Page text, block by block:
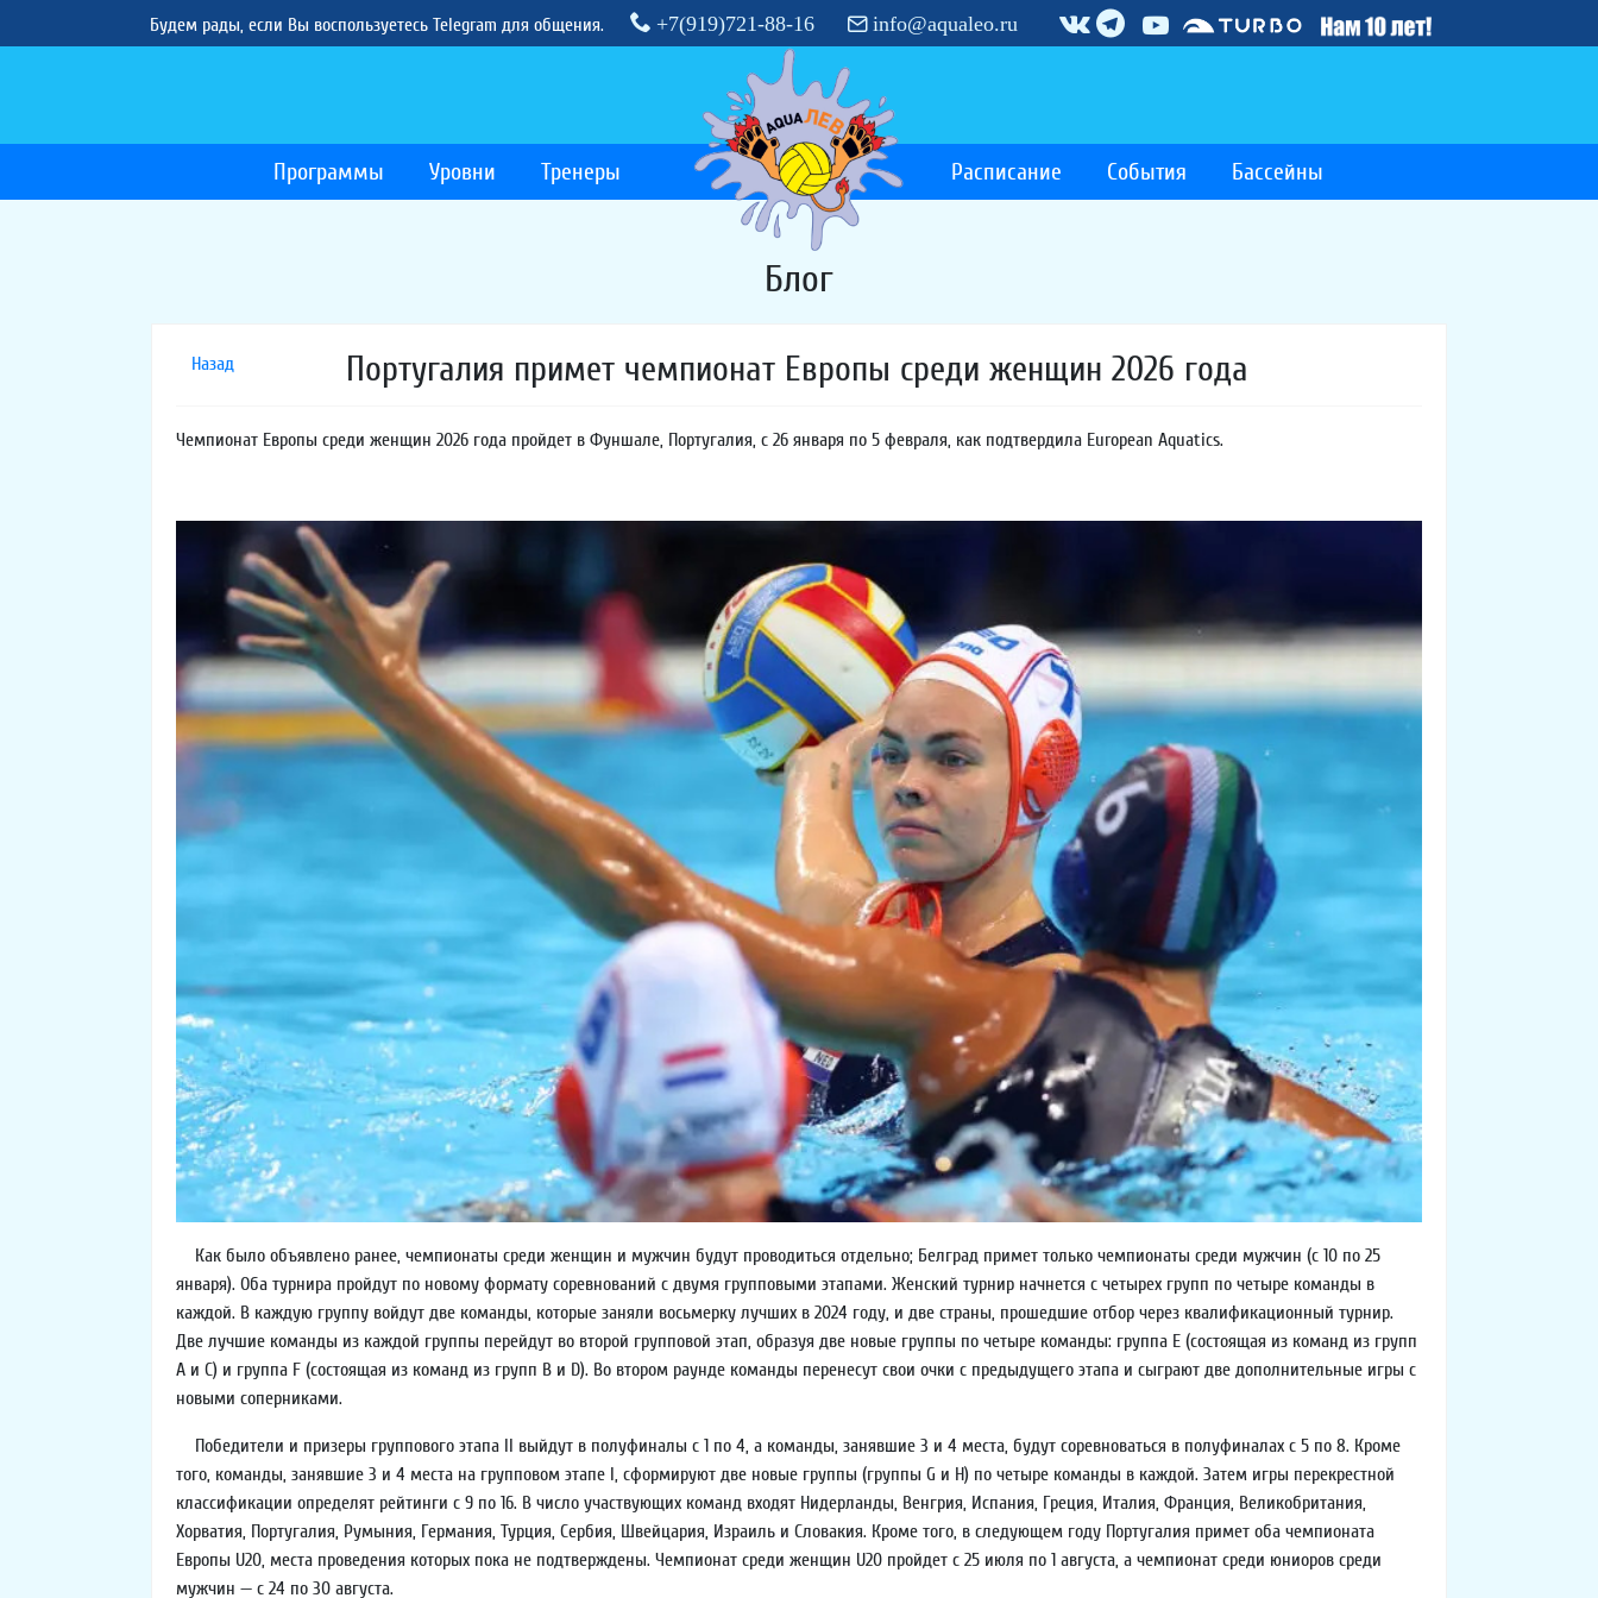
Будем рады, если Вы воспользуетесь Telegram для общения. +7(919)721-88-16 info@aqualeo.ru
Программы Уровни Тренеры Расписание События Бассейны
Блог
Назад Португалия примет чемпионат Европы среди женщин 2026 года
Чемпионат Европы среди женщин 2026 года пройдет в Фуншале, Португалия, с 26 января по 5 февраля, как подтвердила European Aquatics.
Как было объявлено ранее, чемпионаты среди женщин и мужчин будут проводиться отдельно; Белград примет только чемпионаты среди мужчин (с 10 по 25
января). Оба турнира пройдут по новому формату соревнований с двумя групповыми этапами. Женский турнир начнется с четырех групп по четыре команды в
каждой. В каждую группу войдут две команды, которые заняли восьмерку лучших в 2024 году, и две страны, прошедшие отбор через квалификационный турнир.
Две лучшие команды из каждой группы перейдут во второй групповой этап, образуя две новые группы по четыре команды: группа E (состоящая из команд из групп
A и C) и группа F (состоящая из команд из групп B и D). Во втором раунде команды перенесут свои очки с предыдущего этапа и сыграют две дополнительные игры с
новыми соперниками.
Победители и призеры группового этапа II выйдут в полуфиналы с 1 по 4, а команды, занявшие 3 и 4 места, будут соревноваться в полуфиналах с 5 по 8. Кроме
того, команды, занявшие 3 и 4 места на групповом этапе I, сформируют две новые группы (группы G и H) по четыре команды в каждой. Затем игры перекрестной
классификации определят рейтинги с 9 по 16. В число участвующих команд входят Нидерланды, Венгрия, Испания, Греция, Италия, Франция, Великобритания,
Хорватия, Португалия, Румыния, Германия, Турция, Сербия, Швейцария, Израиль и Словакия. Кроме того, в следующем году Португалия примет оба чемпионата
Европы U20, места проведения которых пока не подтверждены. Чемпионат среди женщин U20 пройдет с 25 июля по 1 августа, а чемпионат среди юниоров среди
мужчин — с 24 по 30 августа.